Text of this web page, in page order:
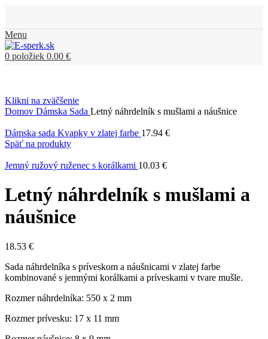
Menu
0 položiek 0.00 €
Klikni na zväčšenie
Domov Dámska Sada Letný náhrdelník s mušlami a náušnice
Dámska sada Kvapky v zlatej farbe 17.94 €
Späť na produkty
Jemný ružový ruženec s korálkami 10.03 €
Letný náhrdelník s mušlami a
náušnice
18.53 €
Sada náhrdelníka s príveskom a náušnicami v zlatej farbe
kombinované s jemnými korálkami a príveskami v tvare mušle.
Rozmer náhrdelníka: 550 x 2 mm
Rozmer prívesku: 17 x 11 mm